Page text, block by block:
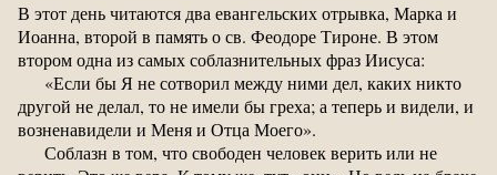
В этот день читаются два евангельских отрывка, Марка и
Иоанна, второй в память о св. Феодоре Тироне. В этом
втором одна из самых соблазнительных фраз Иисуса:
«Если бы Я не сотворил между ними дел, каких никто
другой не делал, то не имели бы греха; а теперь и видели, и
возненавидели и Меня и Отца Моего».
Соблазн в том, что свободен человек верить или не